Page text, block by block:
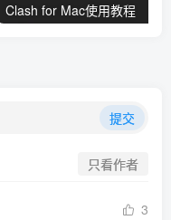
Clash for Mac使用教程
提交
只看作者
3